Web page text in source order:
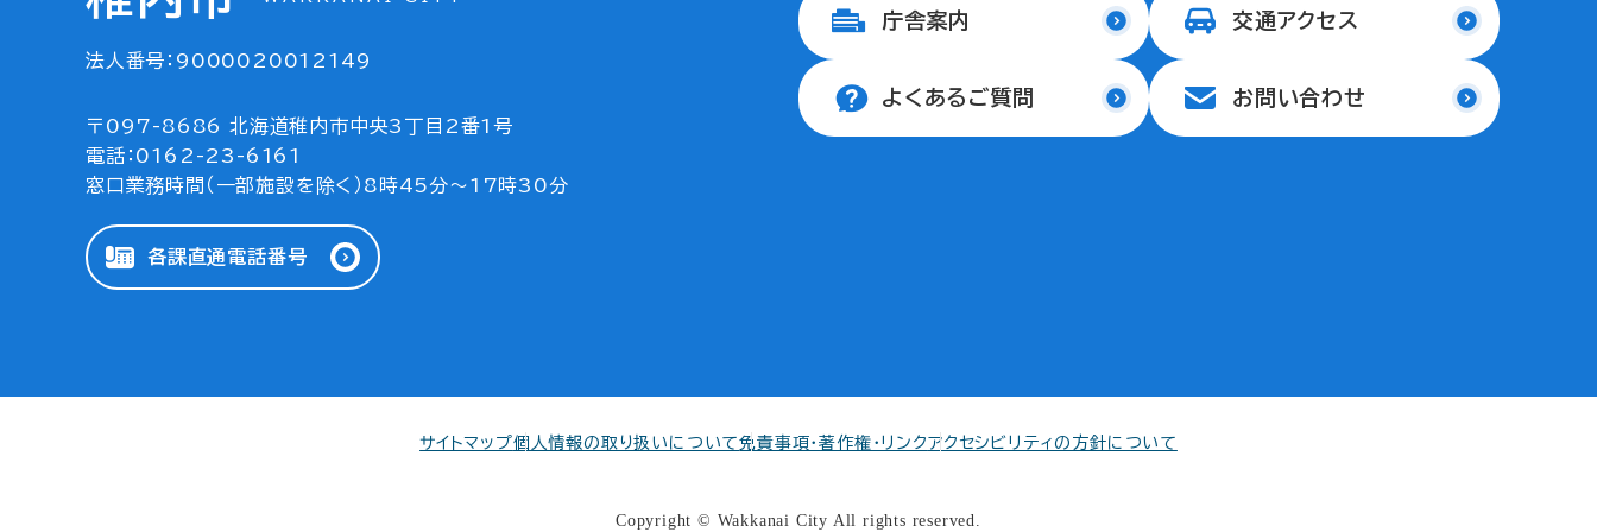
法人番号：9000020012149
〒097-8686 北海道稚内市中央3丁目2番1号
電話：0162-23-6161
窓口業務時間（一部施設を除く）8時45分～17時30分
各課直通電話番号
庁舎案内 交通アクセス
よくあるご質問 お問い合わせ
サイトマップ個人情報の取り扱いについて免責事項・著作権・リンクアクセシビリティの方針について
Copyright © Wakkanai City All rights reserved.